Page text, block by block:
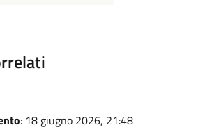
: 18 giugno 2026, 21:48